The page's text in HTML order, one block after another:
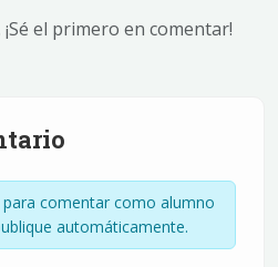
el primero en comentar!
para comentar como alumno
automáticamente.